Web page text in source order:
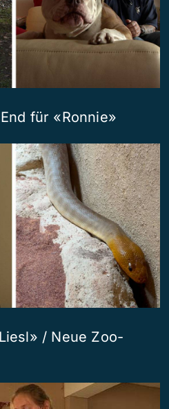
für «Ronnie»
/ Neue Zoo-